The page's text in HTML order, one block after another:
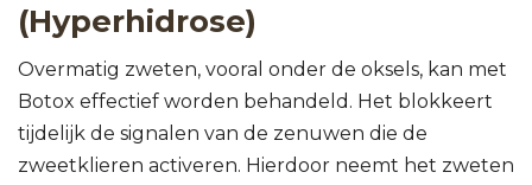
(Hyperhidrose)
Overmatig zweten, vooral onder de oksels, kan met
Botox effectief worden behandeld. Het blokkeert
tijdelijk de signalen van de zenuwen die de
zweetklieren activeren. Hierdoor neemt het zweten